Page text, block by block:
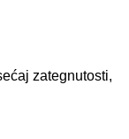
zategnutosti,